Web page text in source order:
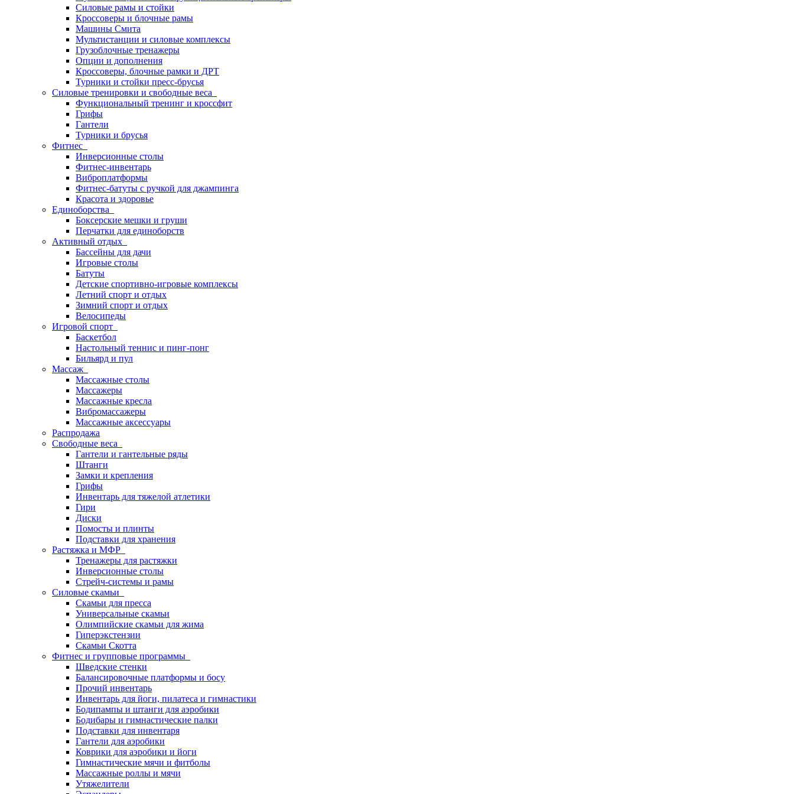
Силовые рамы и стойки
Кроссоверы и блочные рамы
Машины Смита
Мультистанции и силовые комплексы
Грузоблочные тренажеры
Опции и дополнения
Кроссоверы, блочные рамки и ДРТ
Турники и стойки пресс-брусья
Силовые тренировки и свободные веса
Функциональный тренинг и кроссфит
Грифы
Гантели
Турники и брусья
Фитнес
Инверсионные столы
Фитнес-инвентарь
Виброплатформы
Фитнес-батуты с ручкой для джампинга
Красота и здоровье
Единоборства
Боксерские мешки и груши
Перчатки для единоборств
Активный отдых
Бассейны для дачи
Игровые столы
Батуты
Детские спортивно-игровые комплексы
Летний спорт и отдых
Зимний спорт и отдых
Велосипеды
Игровой спорт
Баскетбол
Настольный теннис и пинг-понг
Бильярд и пул
Массаж
Массажные столы
Массажеры
Массажные кресла
Вибромассажеры
Массажные аксессуары
Распродажа
Свободные веса
Гантели и гантельные ряды
Штанги
Замки и крепления
Грифы
Инвентарь для тяжелой атлетики
Гири
Диски
Помосты и плинты
Подставки для хранения
Растяжка и МФР
Тренажеры для растяжки
Инверсионные столы
Стрейч-системы и рамы
Силовые скамьи
Скамьи для пресса
Универсальные скамьи
Олимпийские скамьи для жима
Гиперэкстензии
Скамьи Скотта
Фитнес и групповые программы
Шведские стенки
Балансировочные платформы и босу
Прочий инвентарь
Инвентарь для йоги, пилатеса и гимнастики
Бодипампы и штанги для аэробики
Бодибары и гимнастические палки
Подставки для инвентаря
Гантели для аэробики
Коврики для аэробики и йоги
Гимнастические мячи и фитболы
Массажные роллы и мячи
Утяжелители